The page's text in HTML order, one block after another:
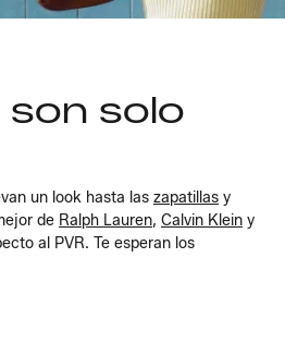
solo
un look hasta las zapatillas y
de Ralph Lauren, Calvin Klein y
al PVR. Te esperan los